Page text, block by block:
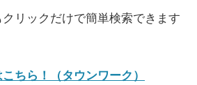
クリックだけで簡単検索できます
ちら！（タウンワーク）